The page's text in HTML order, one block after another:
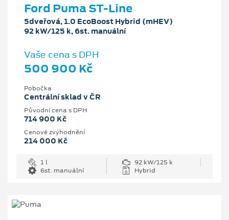
Ford Puma ST-Line
5dveřová, 1.0 EcoBoost Hybrid (mHEV)
92 kW/125 k, 6st. manuální
Vaše cena s DPH
500 900 Kč
Pobočka
Centrální sklad v ČR
Původní cena s DPH
714 900 Kč
Cenové zvýhodnění
214 000 Kč
1 l
92 kW/125 k
6st. manuální
Hybrid